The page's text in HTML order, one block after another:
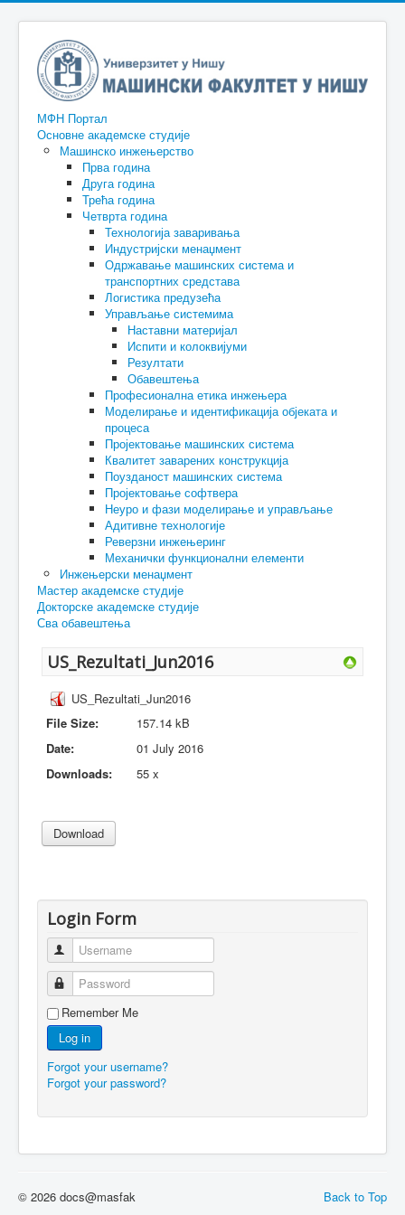
МФН Портал
Основне академске студије
Машинско инжењерство
Прва година
Друга година
Трећа година
Четврта година
Технологија заваривања
Индустријски менаџмент
Одржавање машинских система и
транспортних средстава
Логистика предузећа
Управљање системима
Наставни материјал
Испити и колоквијуми
Резултати
Обавештења
Професионална етика инжењера
Моделирање и идентификација објеката и
процеса
Пројектовање машинских система
Квалитет заварених конструкција
Поузданост машинских система
Пројектовање софтвера
Неуро и фази моделирање и управљање
Адитивне технологије
Реверзни инжењеринг
Механички функционални елементи
Инжењерски менаџмент
Мастер академске студије
Докторске академске студије
Сва обавештења
US_Rezultati_Jun2016
US_Rezultati_Jun2016
File Size:
157.14 kB
Date:
01 July 2016
Downloads:
55 x
Login Form
Username
Password
Remember Me
Log in
Forgot your username?
Forgot your password?
Back to Top
© 2026 docs@masfak